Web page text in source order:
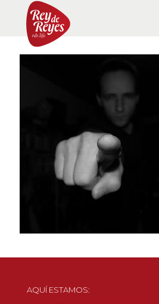
AQUÍ ESTAMOS: